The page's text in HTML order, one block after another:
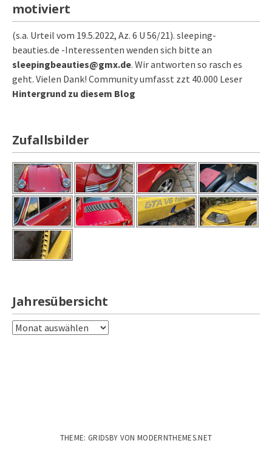
motiviert
(s.a. Urteil vom 19.5.2022, Az. 6 U 56/21). sleeping-
beauties.de -Interessenten wenden sich bitte an
sleepingbeauties@gmx.de. Wir antworten so rasch es
geht. Vielen Dank! Community umfasst zzt 40.000 Leser
Hintergrund zu diesem Blog
Zufallsbilder
Jahresübersicht
Jahresübersicht
THEME: GRIDSBY VON MODERNTHEMES.NET